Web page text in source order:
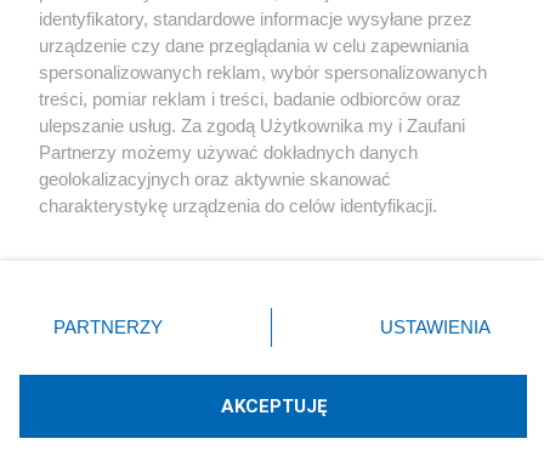
Kultura
X Facebook Instagram Youtube
Technologię dostarcza:W3media.pl
identyfikatory, standardowe informacje wysyłane przez
urządzenie czy dane przeglądania w celu zapewniania
spersonalizowanych reklam, wybór spersonalizowanych
treści, pomiar reklam i treści, badanie odbiorców oraz
ulepszanie usług. Za zgodą Użytkownika my i Zaufani
Partnerzy możemy używać dokładnych danych
geolokalizacyjnych oraz aktywnie skanować
charakterystykę urządzenia do celów identyfikacji.
zmienić/wycofać klikając przycisk ustawień prywatności
znajdujący się w lewym dolnym rogu strony
rodzaje przetwarzania danych nie wymagają zgody
użytkownika, ale masz prawo sprzeciwić się takiemu
PARTNERZY USTAWIENIA
AKCEPTUJĘ